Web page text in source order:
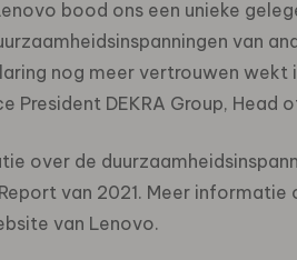
bood ons een unieke
van
nog meer vertrouwen wekt
President DEKRA Group, Head
over de
van 2021. Meer
van Lenovo.